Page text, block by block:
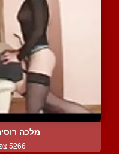
מלכה
5266 צפיות